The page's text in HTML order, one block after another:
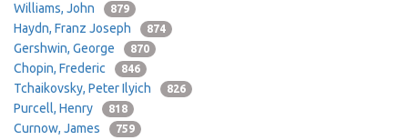
Williams, John 879
Haydn, Franz Joseph 874
Gershwin, George 870
Chopin, Frederic 846
Tchaikovsky, Peter Ilyich 826
Purcell, Henry 818
Curnow, James 759